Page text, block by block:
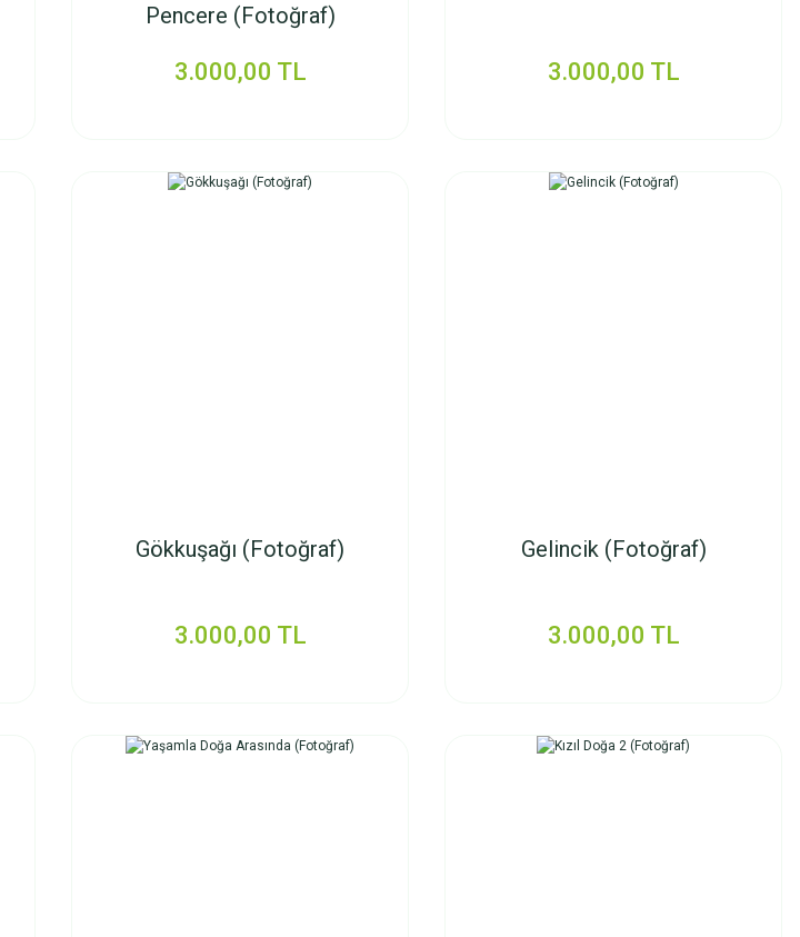
Pencere (Fotoğraf)
3.000,00 TL 3.000,00 TL
Gökkuşağı (Fotoğraf)
3.000,00 TL
Gelincik (Fotoğraf)
3.000,00 TL